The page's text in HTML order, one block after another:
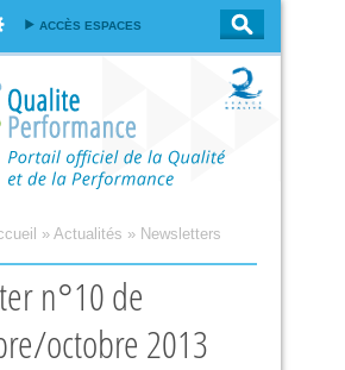
ACCÈS ESPACES
» Actualités » Newsletters
octobre 2013